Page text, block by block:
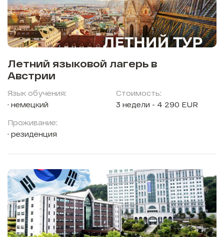
Летний языковой лагерь в
Австрии
Язык обучения:
немецкий
Проживание:
резиденция
Стоимость:
3 недели - 4 290 EUR